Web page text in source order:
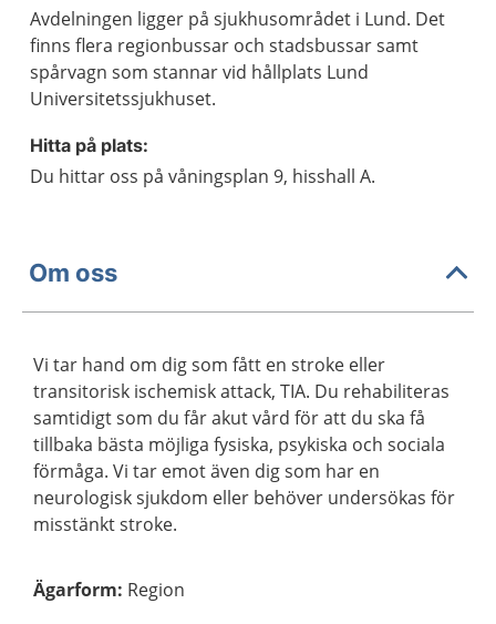
Avdelningen ligger på sjukhusområdet i Lund. Det
finns flera regionbussar och stadsbussar samt
spårvagn som stannar vid hållplats Lund
Universitetssjukhuset.
Hitta på plats:
Du hittar oss på våningsplan 9, hisshall A.
Om oss
Vi tar hand om dig som fått en stroke eller
transitorisk ischemisk attack, TIA. Du rehabiliteras
samtidigt som du får akut vård för att du ska få
tillbaka bästa möjliga fysiska, psykiska och sociala
förmåga. Vi tar emot även dig som har en
neurologisk sjukdom eller behöver undersökas för
misstänkt stroke.
Ägarform: Region